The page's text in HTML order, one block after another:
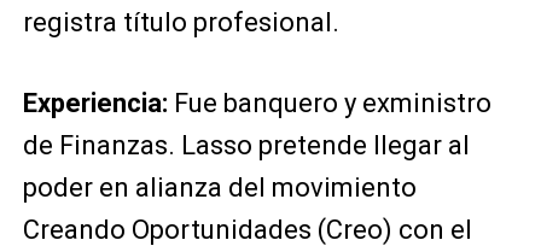
registra título profesional.
Experiencia: Fue banquero y exministro
de Finanzas. Lasso pretende llegar al
poder en alianza del movimiento
Creando Oportunidades (Creo) con el